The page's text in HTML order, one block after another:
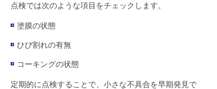
点検では次のような項目をチェックします。
塗膜の状態
ひび割れの有無
コーキングの状態
定期的に点検することで、小さな不具合を早期発見で